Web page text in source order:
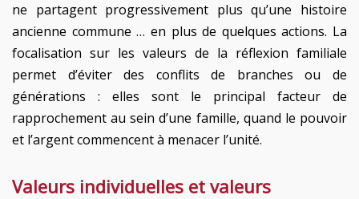
ne partagent progressivement plus qu’une histoire
ancienne commune … en plus de quelques actions. La
focalisation sur les valeurs de la réflexion familiale
permet d’éviter des conflits de branches ou de
générations : elles sont le principal facteur de
rapprochement au sein d’une famille, quand le pouvoir
et l’argent commencent à menacer l’unité.
Valeurs individuelles et valeurs